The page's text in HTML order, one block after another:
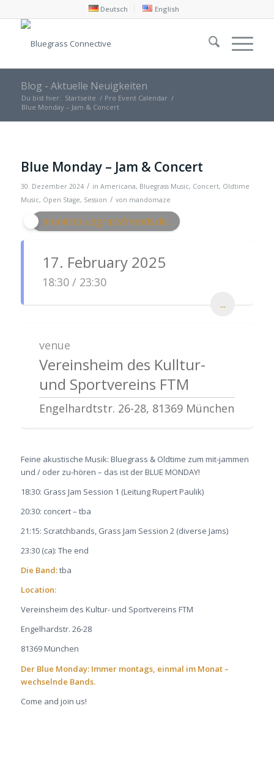
Deutsch English
Blog - Aktuelle Neuigkeiten
Du bist hier: Startseite / Pro Event Calendar /
Blue Monday – Jam & Concert
Blue Monday – Jam & Concert
30. Dezember 2024 / in Americana, Bluegrass Music, Concert, Oldtime
Music, Open Stage, Session / von mandomaze
munichbluegrassfriends.de...
17. February 2025
18:30 / 23:30
...
venue
Vereinsheim des Kulltur-
und Sportvereins FTM
Engelhardtstr. 26-28, 81369 München
Feine akustische Musik: Bluegrass & Oldtime zum mit-jammen
und / oder zu-hören – das ist der BLUE MONDAY!
18:30: Grass Jam Session 1 (Leitung Rupert Paulik)
20:30: concert – tba
21:15: Scratchbands, Grass Jam Session 2 (diverse Jams)
23:30 (ca): The end
Die Band:tba
Location:
Vereinsheim des Kultur- und Sportvereins FTM
Engelhardstr. 26-28
81369 München
Der Blue Monday: Immer montags, einmal im Monat –
wechselnde Bands.
Come and join us!